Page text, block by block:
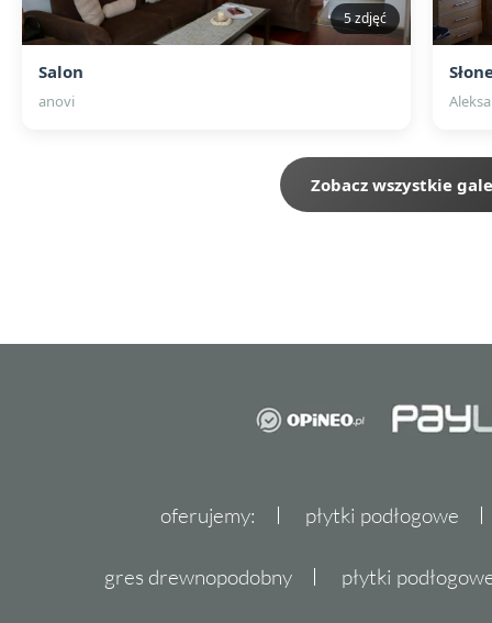
5 zdjęć
Salon
anovi
Zobacz wszystkie
oferujemy: płytki podłogowe
gres drewnopodobny płytki